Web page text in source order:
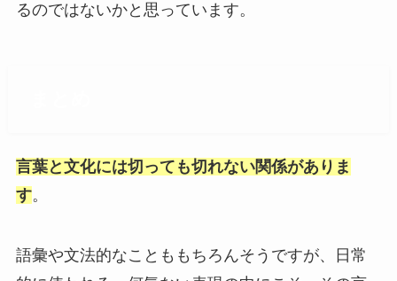
るのではないかと思っています。
言葉と文化には切っても切れない関係がありま
す。
語彙や文法的なことももちろんそうですが、日常